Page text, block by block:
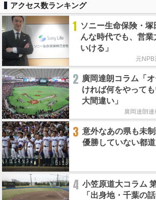
アクセス数ランキング
1 ソニー生命保険・
んな時代でも、営
いける」
元
2 廣岡達朗コラム「
ければ何をやって
大間違い」
廣岡達朗
3 意外なあの県も未
優勝していない都
4 小笠原道大コラム
「出身地・千葉の